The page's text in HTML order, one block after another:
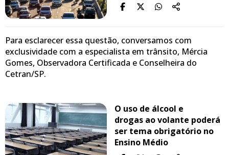
Para esclarecer essa questão, conversamos com
exclusividade com a especialista em trânsito, Mércia
Gomes, Observadora Certificada e Conselheira do
Cetran/SP.
O uso de álcool e
drogas ao volante poderá
ser tema obrigatório no
Ensino Médio